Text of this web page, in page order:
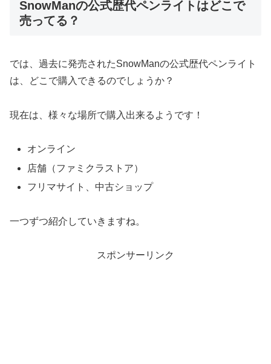
SnowManの公式歴代ペンライトはどこで
売ってる？
では、過去に発売されたSnowManの公式歴代ペンライト
は、どこで購入できるのでしょうか？
現在は、様々な場所で購入出来るようです！
オンライン
店舗（ファミクラストア）
フリマサイト、中古ショップ
一つずつ紹介していきますね。
スポンサーリンク